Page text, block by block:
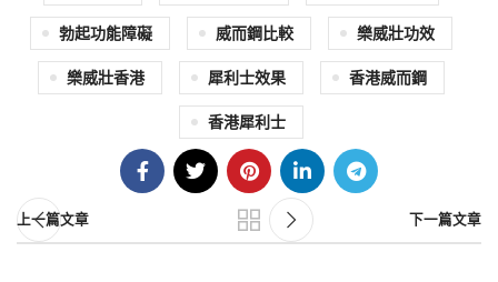
勃起功能障礙 威而鋼比較 樂威壯功效
樂威壯香港 犀利士效果 香港威而鋼
香港犀利士
上一篇文章 下一篇文章